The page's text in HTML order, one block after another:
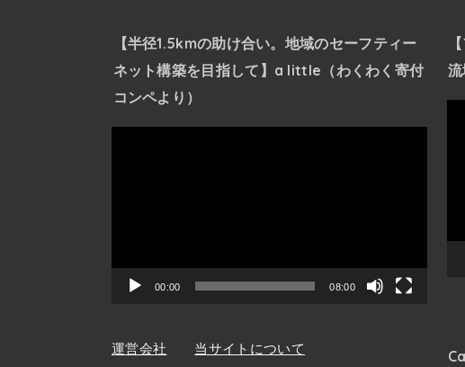
【半径1.5kmの助け合い。地域のセーフティー
ネット構築を目指して】a little（わくわく寄付
コンペより）
00:00 08:00
運営会社 当サイトについて